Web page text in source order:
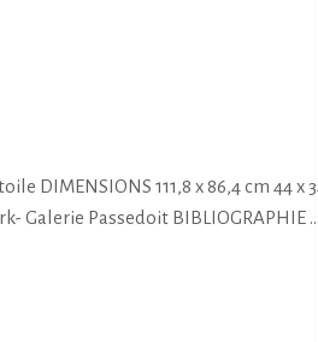
DIMENSIONS 111,8 x 86,4 cm 44 x
Galerie Passedoit BIBLIOGRAPHIE